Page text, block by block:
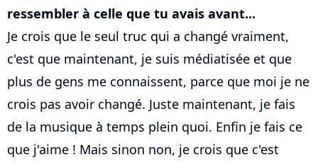
ressembler à celle que tu avais avant...
Je crois que le seul truc qui a changé vraiment,
c'est que maintenant, je suis médiatisée et que
plus de gens me connaissent, parce que moi je ne
crois pas avoir changé. Juste maintenant, je fais
de la musique à temps plein quoi. Enfin je fais ce
que j'aime ! Mais sinon non, je crois que c'est